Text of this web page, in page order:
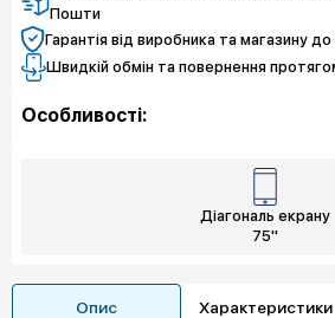
Пошти
Гарантія від виробника та магазину до
Швидкій обмін та повернення
Особливості:
Діагональ екрану
75"
Опис Характеристики